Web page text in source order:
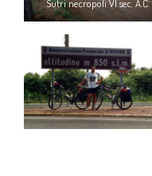
Sutri necropoli VI sec. A.C.